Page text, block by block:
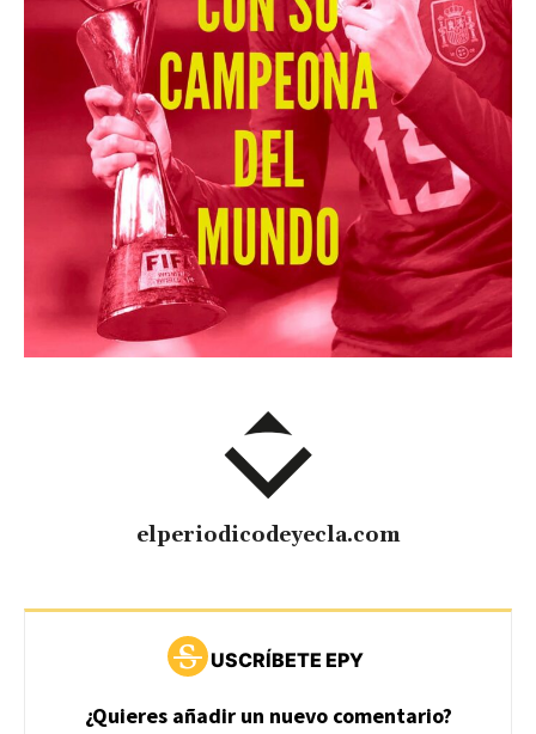
elperiodicodeyecla.com
USCRÍBETE EPY
¿Quieres añadir un nuevo comentario?